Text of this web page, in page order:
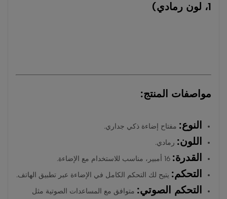
1، لون رمادي)
مواصفات المنتج:
النوع: مفتاح إضاءة ذكي جداري.
اللون: رمادي.
القدرة: 16 أمبير، مناسب للاستخدام مع الإضاءة.
التحكم: يتيح لك التحكم الكامل في الإضاءة عبر تطبيق الهاتف.
التحكم الصوتي: متوافق مع المساعدات الصوتية مثل